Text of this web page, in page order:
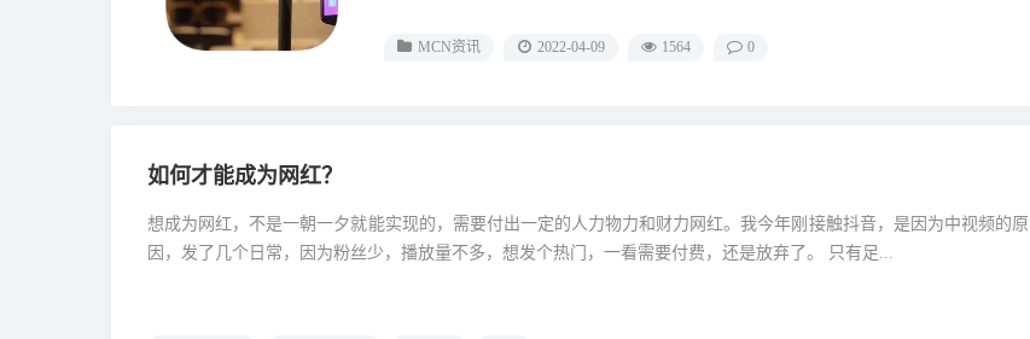
MCN资讯 2022-04-09 1564 0
如何才能成为网红？
想成为网红，不是一朝一夕就能实现的，需要付出一定的人力物力和财力网红。我今年刚接触抖音，是因为中视频的原
因，发了几个日常，因为粉丝少，播放量不多，想发个热门，一看需要付费，还是放弃了。 只有足...